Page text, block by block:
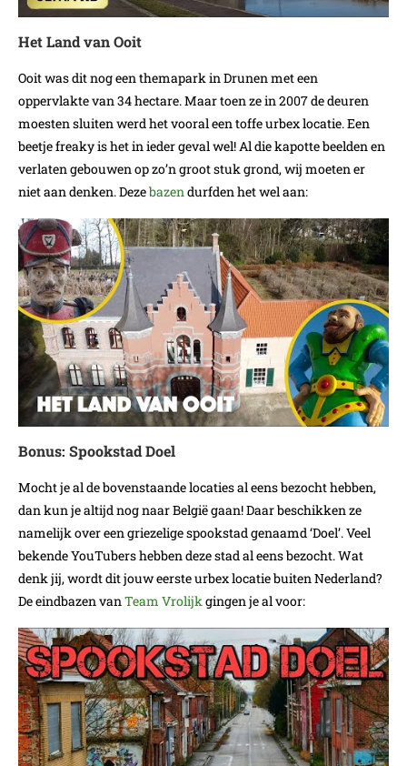
Het Land van Ooit
Ooit was dit nog een themapark in Drunen met een
oppervlakte van 34 hectare. Maar toen ze in 2007 de deuren
moesten sluiten werd het vooral een toffe urbex locatie. Een
beetje freaky is het in ieder geval wel! Al die kapotte beelden en
verlaten gebouwen op zo’n groot stuk grond, wij moeten er
niet aan denken. Dezebazen durfden het wel aan:
Bonus: Spookstad Doel
Mocht je al de bovenstaande locaties al eens bezocht hebben,
dan kun je altijd nog naar België gaan! Daar beschikken ze
namelijk over een griezelige spookstad genaamd ‘Doel’. Veel
bekende YouTubers hebben deze stad al eens bezocht. Wat
denk jij, wordt dit jouw eerste urbex locatie buiten Nederland?
De eindbazen vanTeam Vrolijkgingen je al voor: